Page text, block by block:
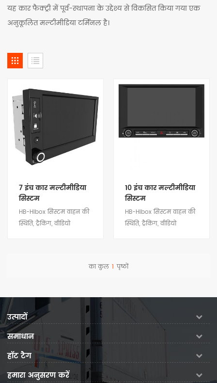
यह कार फैक्ट्री में पूर्व-स्थापना के उद्देश्य से विकसित किया गया एक
अनुकूलित मल्टीमीडिया टर्मिनल है।
7 इंच कार मल्टीमीडिया
सिस्टम
HB-Hibox सिस्टम वाहन की
स्थिति, ट्रैकिंग, वीडियो
इंस्टॉलेशन उद्देश्य के लिए
विकसित एक अनुकूलित
मल्टीमीडिया टर्मिनल है।
10 इंच कार मल्टीमीडिया
सिस्टम
HB-Hibox सिस्टम वाहन की
स्थिति, ट्रैकिंग, वीडियो
ब्लूटूथ, वाईफ़ाई, मनोरंजन
मल्टीमीडिया टर्मिनल है।
का कुल 1 पृष्ठों
उत्पादों
समाधान
हॉट टैग
हमारा अनुसरण करें